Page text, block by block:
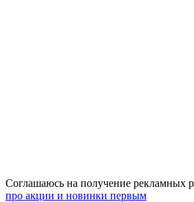
Соглашаюсь на получение рекламных
про акции и новинки первым